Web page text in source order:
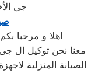
جى
اهلا و مرحبا
معنا نحن توكيل ال
الصيانة المنزلية